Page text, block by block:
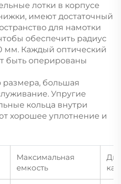
лотки в корпусе
имеют достаточный
для намотки
обеспечить радиус
мм. Каждый оптический
быть оперированы
размера, большая
Упругие
кольца внутри
хорошее уплотнение и
Максимальная
емкость